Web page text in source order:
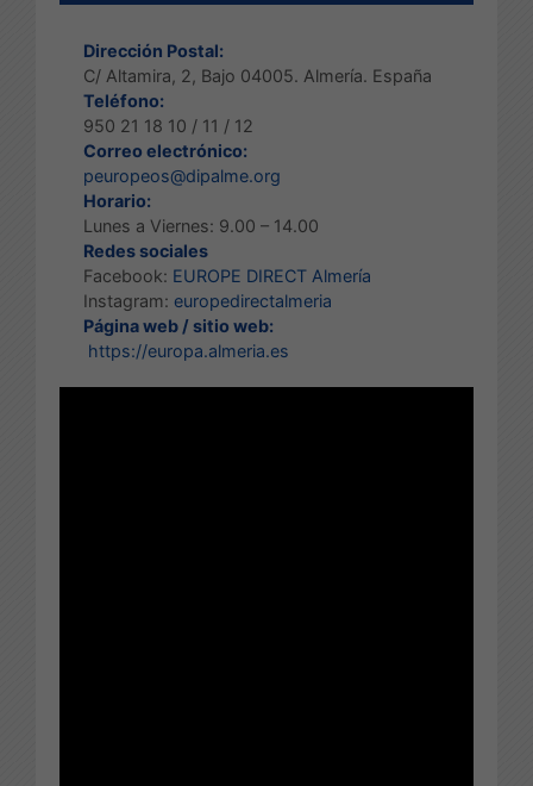
Dirección Postal:
C/ Altamira, 2, Bajo 04005. Almería. España
Teléfono:
950 21 18 10 / 11 / 12
Correo electrónico:
peuropeos@dipalme.org
Horario:
Lunes a Viernes: 9.00 – 14.00
Redes sociales
Facebook: EUROPE DIRECT Almería
Instagram: europedirectalmeria
Página web / sitio web:
https://europa.almeria.es